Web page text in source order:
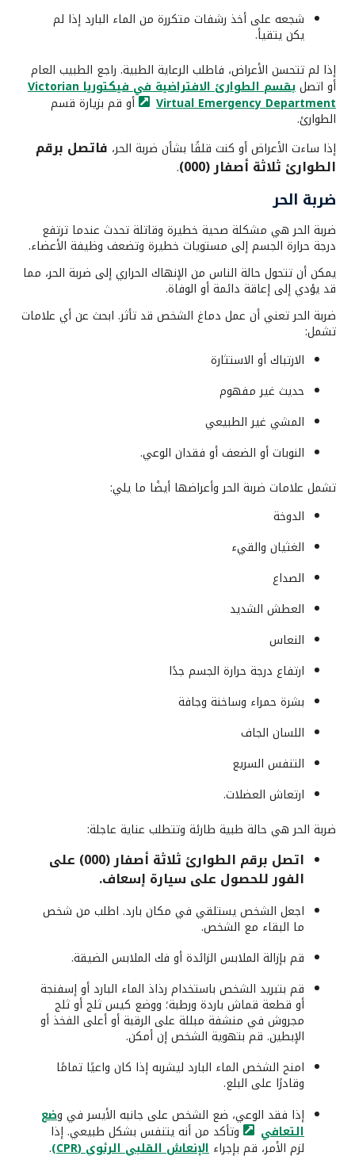
شجعه على أخذ رشفات متكررة من الماء البارد إذا لم
يكن يتقيأ.
إذا لم تتحسن الأعراض، فاطلب الرعاية الطبية. راجع الطبيب العام
أو اتصل بقسم الطوارئ الافتراضية في فيكتوريا Victorian
VirtualEmergency Department أو قم بزيارة قسم
الطوارئ.
إذا ساءت الأعراض أو كنت قلقًا بشأن ضربة الحر، فاتصل برقم
الطوارئ ثلاثة أصفار (000) .
ضربة الحر
ضربة الحر هي مشكلة صحية خطيرة وقاتلة تحدث عندما ترتفع
درجة حرارة الجسم إلى مستويات خطيرة وتضعف وظيفة الأعضاء.
يمكن أن تتحول حالة الناس من الإنهاك الحراري إلى ضربة الحر، مما
قد يؤدي إلى إعاقة دائمة أو الوفاة.
ضربة الحر تعني أن عمل دماغ الشخص قد تأثر. ابحث عن أي علامات
تشمل:
الارتباك أو الاستثارة
حديث غير مفهوم
المشي غير الطبيعي
النوبات أو الضعف أو فقدان الوعي.
تشمل علامات ضربة الحر وأعراضها أيضًا ما يلي:
الدوخة
الغثيان والقيء
الصداع
العطش الشديد
النعاس
ارتفاع درجة حرارة الجسم جدًا
بشرة حمراء وساخنة وجافة
اللسان الجاف
التنفس السريع
ارتعاش العضلات.
ضربة الحر هي حالة طبية طارئة وتتطلب عناية عاجلة:
اتصل برقم الطوارئ ثلاثة أصفار (000) على
الفور للحصول على سيارة إسعاف.
اجعل الشخص يستلقي في مكان بارد. اطلب من شخص
ما البقاء مع الشخص.
قم بإزالة الملابس الزائدة أو فك الملابس الضيقة.
قم بتبريد الشخص باستخدام رذاذ الماء البارد أو إسفنجة
أو قطعة قماش باردة ورطبة؛ ووضع كيس ثلج أو ثلج
مجروش في منشفة مبللة على الرقبة أو أعلى الفخذ أو
الإبطين. قم بتهوية الشخص إن أمكن.
امنح الشخص الماء البارد ليشربه إذا كان واعيًا تمامًا
وقادرًا على البلع.
إذا فقد الوعي، ضع الشخص على جانبه الأيسر في وضع
التعافي وتأكد من أنه يتنفس بشكل طبيعي. إذا
لزم الأمر، قم بإجراء الإنعاش القلبي الرئوي (CPR) .